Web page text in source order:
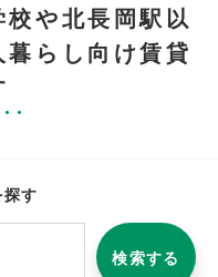
や北長岡駅以
らし向け賃貸
す
検索する